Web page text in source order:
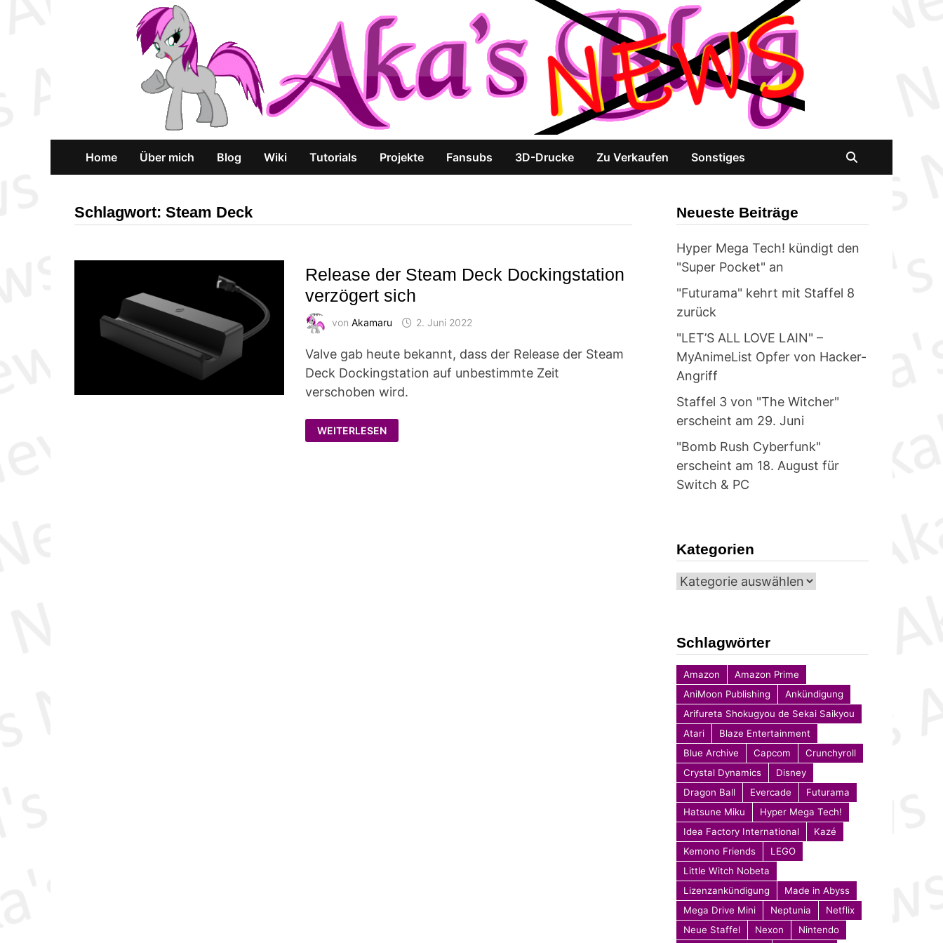
Home Über mich Blog Wiki Tutorials Projekte Fansubs 3D-Drucke Zu Verkaufen Sonstiges
Schlagwort:Steam Deck
Release der Steam Deck Dockingstation
verzögert sich
vonAkamaru 2. Juni 2022
Valve gab heute bekannt, dass der Release der Steam
Deck Dockingstation auf unbestimmte Zeit
verschoben wird.
RELEASE
DER
STEAM
WEITERLESEN
Neueste Beiträge
Hyper Mega Tech! kündigt den
"Super Pocket" an
"Futurama" kehrt mit Staffel 8
zurück
"LET’S ALL LOVE LAIN" –
MyAnimeList Opfer von Hacker-
Angriff
Staffel 3 von "The Witcher"
erscheint am 29. Juni
"Bomb Rush Cyberfunk"
erscheint am 18. August für
Switch & PC
Kategorien
Kategorien
Schlagwörter
Amazon
Amazon Prime
AniMoon Publishing
Ankündigung
Arifureta Shokugyou de Sekai Saikyou
Atari
Blaze Entertainment
Blue Archive
Capcom
Crunchyroll
Crystal Dynamics
Disney
Dragon Ball
Evercade
Futurama
Hatsune Miku
Hyper Mega Tech!
Idea Factory International
Kazé
Kemono Friends
LEGO
Little Witch Nobeta
Lizenzankündigung
Made in Abyss
Mega Drive Mini
Neptunia
Netflix
Neue Staffel
Nexon Nintendo